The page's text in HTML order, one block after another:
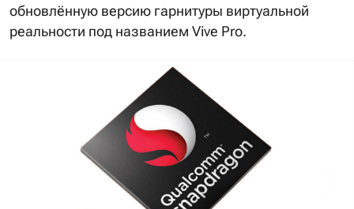
обновлённую версию гарнитуры виртуальной
реальности под названием Vive Pro.